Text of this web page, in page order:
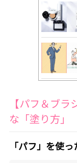
【パフ＆ブ
な「塗り方」
「パフ」を使